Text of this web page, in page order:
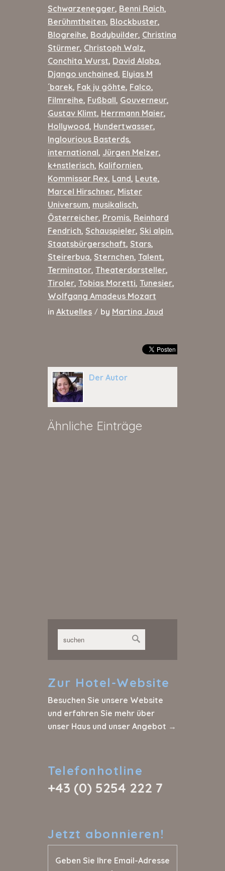
Schwarzenegger, Benni Raich,
Berühmtheiten, Blockbuster,
Blogreihe, Bodybuilder, Christina
Stürmer, Christoph Walz,
Conchita Wurst, David Alaba,
Django unchained, Elyias M
´barek, Fak ju göhte, Falco,
Filmreihe, Fußball, Gouverneur,
Gustav Klimt, Herrmann Maier,
Hollywood, Hundertwasser,
Inglourious Basterds,
international, Jürgen Melzer,
k+nstlerisch, Kalifornien,
Kommissar Rex, Land, Leute,
Marcel Hirschner, Mister
Universum, musikalisch,
Österreicher, Promis, Reinhard
Fendrich, Schauspieler, Ski alpin,
Staatsbürgerschaft, Stars,
Steirerbua, Sternchen, Talent,
Terminator, Theaterdarsteller,
Tiroler, Tobias Moretti, Tunesier,
Wolfgang Amadeus Mozart
in Aktuelles / by Martina Jaud
Der Autor
Ähnliche Einträge
Zur Hotel-Website
Besuchen Sie unsere Website
und erfahren Sie mehr über
unser Haus und unser Angebot →
Telefonhotline
+43 (0) 5254 222 7
Jetzt abonnieren!
Geben Sie Ihre Email-Adresse